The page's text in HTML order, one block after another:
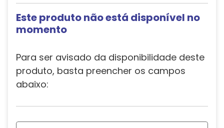
Este produto não está disponível no
momento
Para ser avisado da disponibilidade deste
produto, basta preencher os campos
abaixo: